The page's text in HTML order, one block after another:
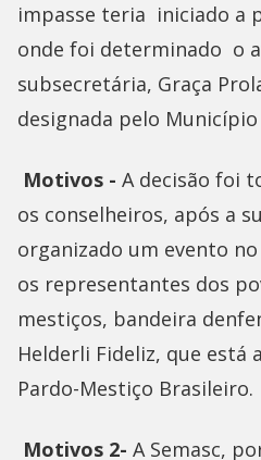
impasse teria iniciado a
onde foi determinado o
subsecretária, Graça
designada pelo Município
Motivos - A decisão foi
os conselheiros, após a
organizado um evento
os representantes dos
mestiços, bandeira
Helderli Fideliz, que está
Pardo-Mestiço Brasileiro.
Motivos 2- A Semasc,